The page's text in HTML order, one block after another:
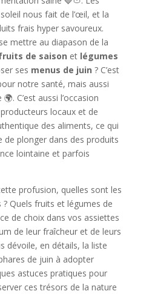
nous fait de l’œil, et la
frais hyper savoureux.
mettre au diapason de la
de saison et légumes
ses menus de juin ? C’est
notre santé, mais aussi
C’est aussi l’occasion
locaux et de
des aliments, ce qui
de plonger dans des produits
lointaine et parfois
profusion, quelles sont les
Quels fruits et légumes de
de choix dans vos assiettes
de leur fraîcheur et de leurs
dévoile, en détails, la liste
de juin à adopter
astuces pratiques pour
ces trésors de la nature